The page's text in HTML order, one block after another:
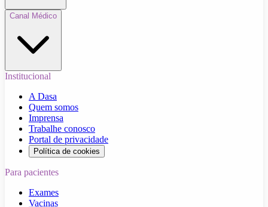
Canal Médico
Institucional
A Dasa
Quem somos
Imprensa
Trabalhe conosco
Portal de privacidade
Política de cookies
Para pacientes
Exames
Vacinas